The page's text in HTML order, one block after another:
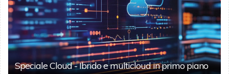
Speciale Cloud - Ibrido e multicloud in primo piano